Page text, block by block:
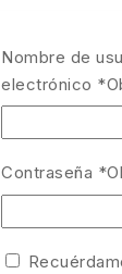
Nombre de
electrónico *
Contraseña *